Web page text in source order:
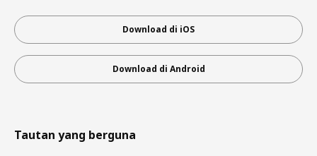
Download di iOS
Download di Android
Tautan yang berguna